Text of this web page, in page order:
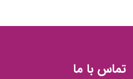
تماس با ما